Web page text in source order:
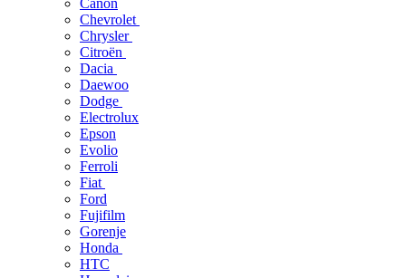
Canon
Chevrolet
Chrysler
Citroën
Dacia
Daewoo
Dodge
Electrolux
Epson
Evolio
Ferroli
Fiat
Ford
Fujifilm
Gorenje
Honda
HTC